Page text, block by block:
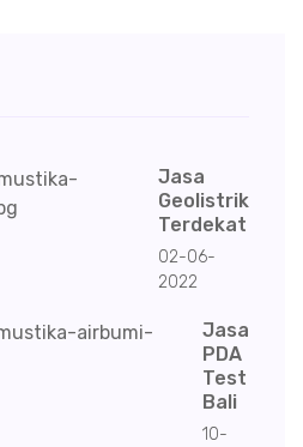
Jasa
Geolistrik
Terdekat
02-06-
2022
Jasa
PDA
Test
Bali
10-